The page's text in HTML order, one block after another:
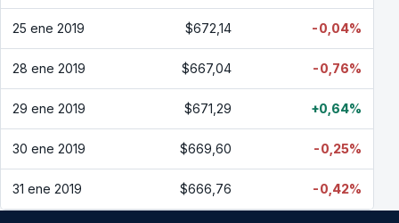
25 ene 2019 $672,14 -0,04%
28 ene 2019 $667,04 -0,76%
29 ene 2019 $671,29 +0,64%
30 ene 2019 $669,60 -0,25%
31 ene 2019 $666,76 -0,42%